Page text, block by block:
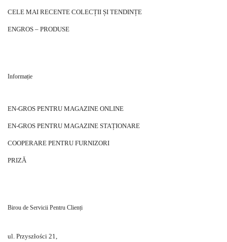
CELE MAI RECENTE COLECȚII ȘI TENDINȚE
ENGROS – PRODUSE
Informație
EN-GROS PENTRU MAGAZINE ONLINE
EN-GROS PENTRU MAGAZINE STAȚIONARE
COOPERARE PENTRU FURNIZORI
PRIZĂ
Birou de Servicii Pentru Clienți
ul. Przyszłości 21,